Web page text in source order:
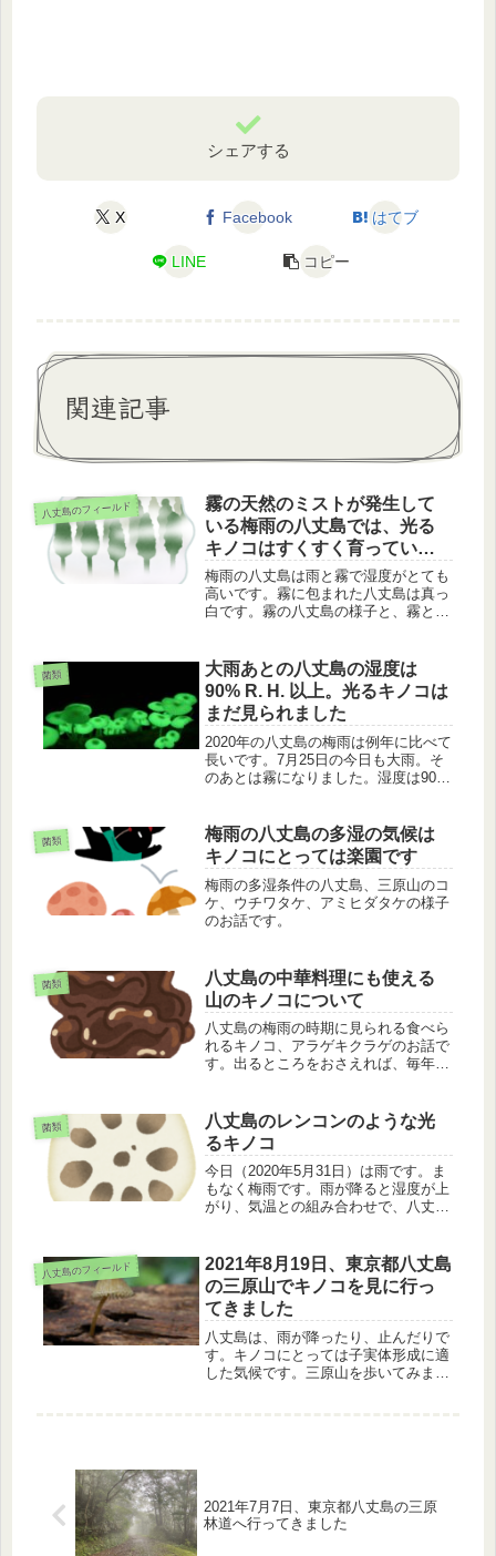
シェアする
X Facebook はてブ
LINE コピー
関連記事
八丈島のフィールド
霧の天然のミストが発生して
いる梅雨の八丈島では、光る
キノコはすくすく育っていま
す
梅雨の八丈島は雨と霧で湿度がとても
高いです。霧に包まれた八丈島は真っ
白です。霧の八丈島の様子と、霧とい
す。
菌類
大雨あとの八丈島の湿度は
90% R. H. 以上。光るキノコは
まだ見られました
2020年の八丈島の梅雨は例年に比べて
長いです。7月25日の今日も大雨。そ
のあとは霧になりました。湿度は90%
た。夏までもう少し一緒にいられそう
です。
菌類
梅雨の八丈島の多湿の気候は
キノコにとっては楽園です
梅雨の多湿条件の八丈島、三原山のコ
ケ、ウチワタケ、アミヒダタケの様子
のお話です。
菌類
八丈島の中華料理にも使える
山のキノコについて
八丈島の梅雨の時期に見られる食べら
れるキノコ、アラゲキクラゲのお話で
す。出るところをおさえれば、毎年楽
菌類
八丈島のレンコンのような光
るキノコ
今日（2020年5月31日）は雨です。ま
もなく梅雨です。雨が降ると湿度が上
がり、気温との組み合わせで、八丈島
な光るキノコのお話です光るキノコっ
てどんな形だと思います？シイタ...
八丈島のフィールド
2021年8月19日、東京都八丈島
の三原山でキノコを見に行っ
てきました
八丈島は、雨が降ったり、止んだりで
す。キノコにとっては子実体形成に適
した気候です。三原山を歩いてみます
2021年7月7日、東京都八丈島の三原
林道へ行ってきました